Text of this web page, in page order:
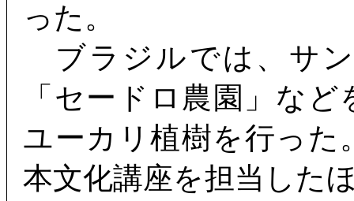
った。
ブラジルでは、サ
「セードロ農園」な
ユーカリ植樹を行った
本文化講座を担当した